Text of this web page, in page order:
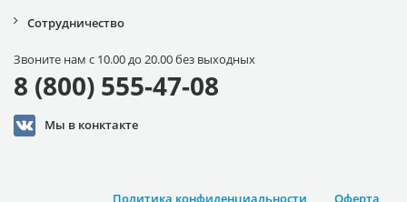
Сотрудничество
Звоните нам с 10.00 до 20.00 без выходных
8 (800) 555-47-08
Мы в конктакте
Оферта
Политика конфиденциальности